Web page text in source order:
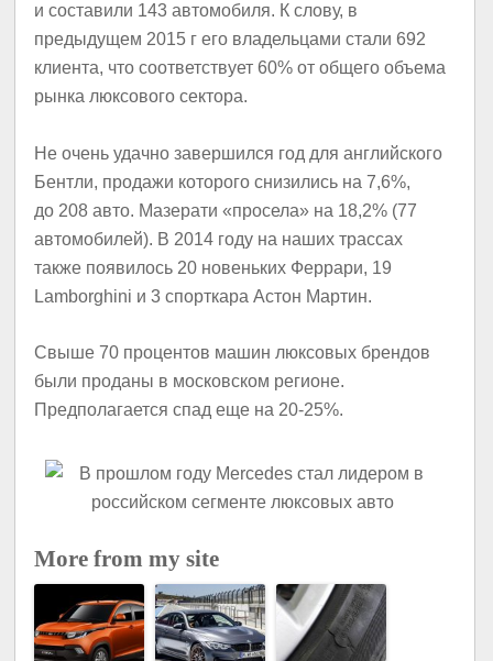
и составили 143 автомобиля. К слову, в
предыдущем 2015 г его владельцами стали 692
клиента, что соответствует 60% от общего объема
рынка люксового сектора.
Не очень удачно завершился год для английского
Бентли, продажи которого снизились на 7,6%,
до 208 авто. Мазерати «просела» на 18,2% (77
автомобилей). В 2014 году на наших трассах
также появилось 20 новеньких Феррари, 19
Lamborghini и 3 спорткара Астон Мартин.
Свыше 70 процентов машин люксовых брендов
были проданы в московском регионе.
Предполагается спад еще на 20-25%.
More from my site